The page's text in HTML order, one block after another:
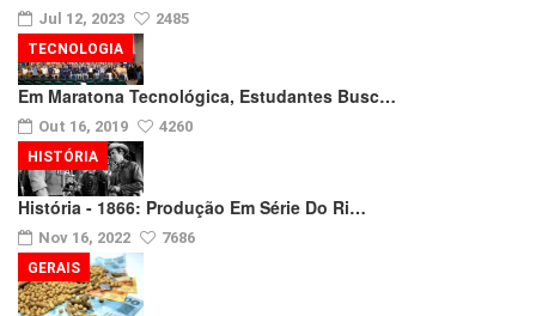
Jul 12, 2023 2485
Em Maratona Tecnológica, Estudantes Busc…
Out 16, 2019 4260
TECNOLOGIA
História - 1866: Produção Em Série Do Ri…
Nov 16, 2022 7686
HISTÓRIA
GERAIS